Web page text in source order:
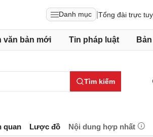
Danh mục Tổng đài trực
văn bản mới Tin pháp luật
Tìm kiếm
quan Lược đồ Nội dung hợp nhất